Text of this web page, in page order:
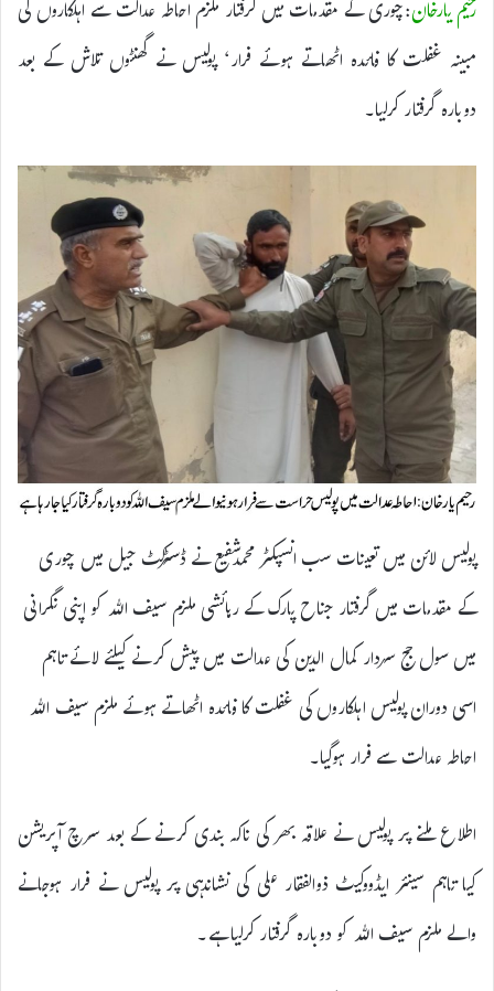
رحیم یارخان:چوری کے مقدمات میں گرفتار ملزم احاطہ عدالت سے اہلکاروں کی
مبینہ غفلت کا فائدہ اٹھاتے ہوئے فرار‘ پولیس نے گھنٹوں تلاش کے بعد
دوبارہ گرفتار کرلیا۔
پولیس لائن میں تعینات سب انسپکٹر محمدشفیع نے ڈسٹرکٹ جیل میں چوری
کے مقدمات میں گرفتار جناح پارک کے رہائشی ملزم سیف اللہ کو اپنی نگرانی
میں سول جج سردار کمال الدین کی عدالت میں پیش کرنے کیلئے لائے تاہم
اسی دوران پولیس اہلکاروں کی غفلت کا فائدہ اٹھاتے ہوئے ملزم سیف اللہ
احاطہ عدالت سے فرار ہوگیا۔
اطلاع ملنے پر پولیس نے علاقہ بھر کی ناکہ بندی کرنے کے بعد سرچ آپریشن
کیا تاہم سینئر ایڈووکیٹ ذوالفقار علی کی نشاندہی پر پولیس نے فرار ہوجانے
والے ملزم سیف اللہ کو دوبارہ گرفتار کرلیا ہے۔